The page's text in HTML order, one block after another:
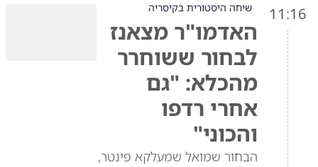
11:16 שיחה היסטורית בקיסריה
האדמו"ר מצאנז
לבחור ששוחרר
מהכלא: "גם
אחרי רדפו
והכוני"
הבחור שמואל שמעלקא פינטר,